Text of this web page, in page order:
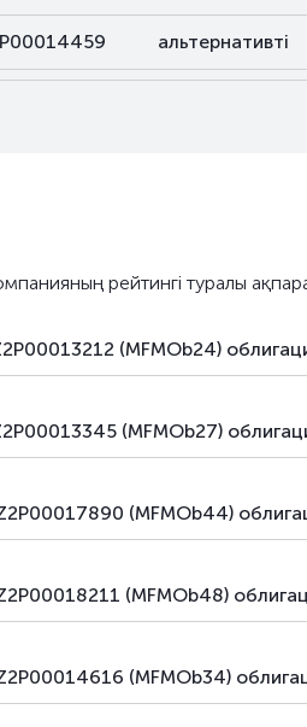
альтернативті
альтернативті
альтернативті
альтернативті
рейтингі туралы
(MFMOb24)
(MFMOb27)
(MFMOb44)
(MFMOb48)
(MFMOb34)